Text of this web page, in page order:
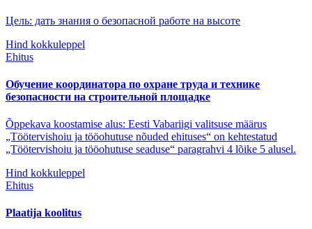
Цель: дать знания о безопасной работе на высоте
Hind kokkuleppel
Ehitus
Обучение координатора по охране труда и технике
безопасности на строительной площадке
Õppekava koostamise alus: Eesti Vabariigi valitsuse määrus
„Töötervishoiu ja tööohutuse nõuded ehituses“ on kehtestatud
„Töötervishoiu ja tööohutuse seaduse“ paragrahvi 4 lõike 5 alusel.
Hind kokkuleppel
Ehitus
Plaatija koolitus